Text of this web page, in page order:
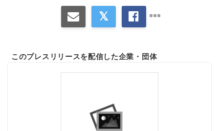
このプレスリリースを配信した企業・団体